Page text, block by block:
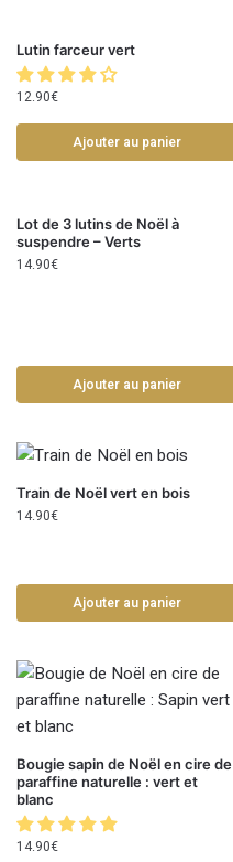
Lutin farceur vert
12.90€
Ajouter au panier
Lot de 3 lutins de Noël à
suspendre – Verts
14.90€
Ajouter au panier
Train de Noël vert en bois
14.90€
Ajouter au panier
Bougie sapin de Noël en cire de
paraffine naturelle : vert et
blanc
14.90€